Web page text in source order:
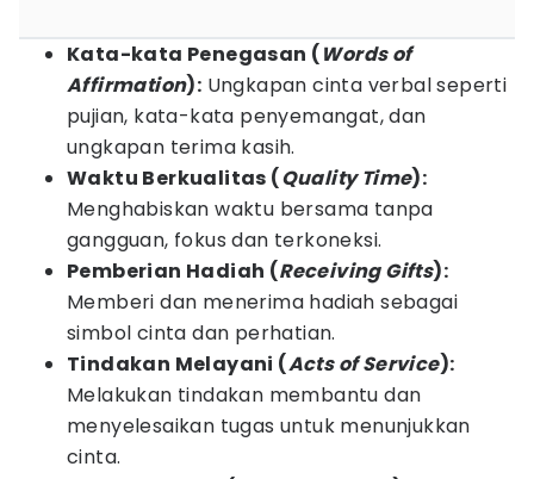
Kata-kata Penegasan (Words of
Affirmation): Ungkapan cinta verbal seperti
pujian, kata-kata penyemangat, dan
ungkapan terima kasih.
Waktu Berkualitas (Quality Time):
Menghabiskan waktu bersama tanpa
gangguan, fokus dan terkoneksi.
Pemberian Hadiah (Receiving Gifts):
Memberi dan menerima hadiah sebagai
simbol cinta dan perhatian.
Tindakan Melayani (Acts of Service):
Melakukan tindakan membantu dan
menyelesaikan tugas untuk menunjukkan
cinta.